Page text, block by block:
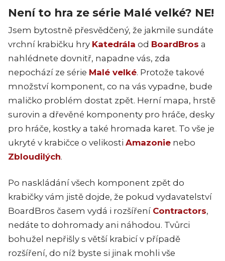
Není to hra ze série Malé velké? NE!
Jsem bytostně přesvědčený, že jakmile sundáte
vrchní krabičku hry Katedrála od BoardBros a
nahlédnete dovnitř, napadne vás, zda
nepochází ze série Malé velké. Protože takové
množství komponent, co na vás vypadne, bude
maličko problém dostat zpět. Herní mapa, hrstě
surovin a dřevěné komponenty pro hráče, desky
pro hráče, kostky a také hromada karet. To vše je
ukryté v krabičce o velikosti Amazonie nebo
Zbloudilých.
Po naskládání všech komponent zpět do
krabičky vám jistě dojde, že pokud vydavatelství
BoardBros časem vydá i rozšíření Contractors,
nedáte to dohromady ani náhodou. Tvůrci
bohužel nepřišly s větší krabicí v případě
rozšíření, do níž byste si jinak mohli vše